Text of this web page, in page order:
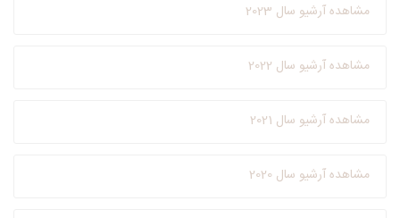
مشاهده آرشیو سال 2023
مشاهده آرشیو سال 2022
مشاهده آرشیو سال 2021
مشاهده آرشیو سال 2020